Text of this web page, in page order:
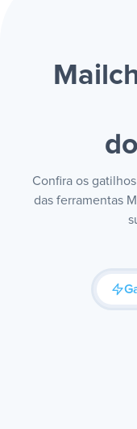
Confira os
das ferramentas